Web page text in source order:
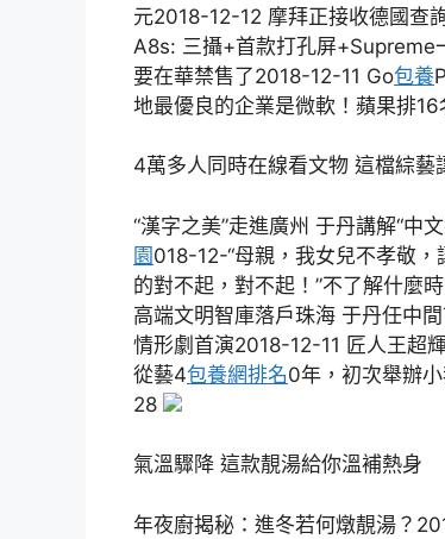
元2018-12-12 摩拜正接收德國查
A8s: 三攝+首款打孔屏+Supreme
要在華禁售了2018-12-11 Go包養
地最優良的企業是微軟！蘋果排
4萬多人同時在線看文物 這檔綜藝
“漢字之美”走進廣州 于丹講解“中
園018-12-“母親，我女兒不孝敬
的對不起，對不起！”不了解什麼
高端文明智庫落戶珠海 于丹任中
情形劇首演2018-12-11 匠人王超
從藝4包養網排名0年，初次舉辦
28
氣溫驟降 這款靚湯給你溫補熱身
年夜廚揭秘：進冬若何燉靚湯？